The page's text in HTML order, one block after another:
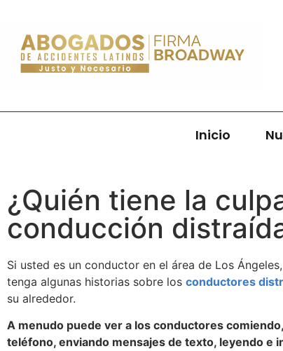
Inicio
¿Quién tiene la
conducción
Si usted es un conductor en el área de Los
tenga algunas historias sobre los conductores
su alrededor.
A menudo puede ver a los conductores
teléfono, enviando mensajes de texto, leyendo e